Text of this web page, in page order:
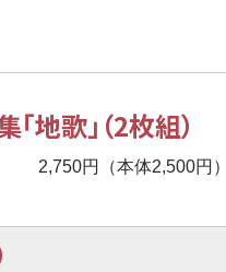
地歌」（2枚組）
2,750円（本体2,500円）